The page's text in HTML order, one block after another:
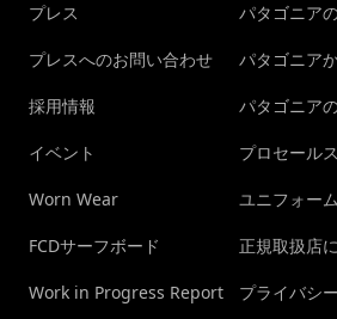
プレス
プレスへのお問い合わせ
採用情報
イベント
Worn Wear
FCDサーフボード
Work in Progress Report
パタゴニア
パタゴニア
パタゴニア
プロセール
ユニフォー
正規取扱店
プライバシ